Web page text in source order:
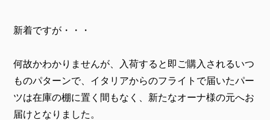
新着ですが・・・
何故かわかりませんが、入荷すると即ご購入されるいつ
ものパターンで、イタリアからのフライトで届いたパー
ツは在庫の棚に置く間もなく、新たなオーナ様の元へお
届けとなりました。